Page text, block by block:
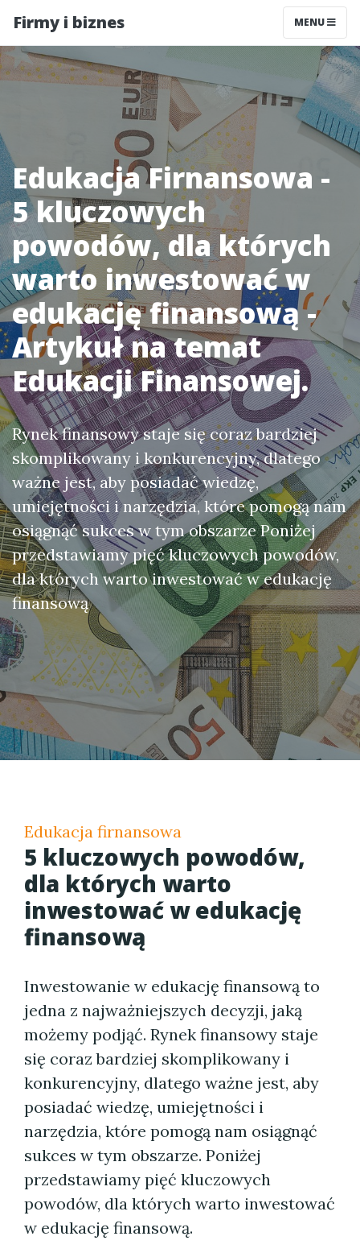
Firmy i biznes MENU
Edukacja Firnansowa -
5 kluczowych
powodów, dla których
warto inwestować w
edukację finansową -
Artykuł na temat
Edukacji Finansowej.
Rynek finansowy staje się coraz bardziej
skomplikowany i konkurencyjny, dlatego
ważne jest, aby posiadać wiedzę,
umiejętności i narzędzia, które pomogą nam
osiągnąć sukces w tym obszarze Poniżej
przedstawiamy pięć kluczowych powodów,
dla których warto inwestować w edukację
finansową
Edukacja firnansowa
5 kluczowych powodów,
dla których warto
inwestować w edukację
finansową
Inwestowanie w edukację finansową to
jedna z najważniejszych decyzji, jaką
możemy podjąć. Rynek finansowy staje
się coraz bardziej skomplikowany i
konkurencyjny, dlatego ważne jest, aby
posiadać wiedzę, umiejętności i
narzędzia, które pomogą nam osiągnąć
sukces w tym obszarze. Poniżej
przedstawiamy pięć kluczowych
powodów, dla których warto inwestować
w edukację finansową.